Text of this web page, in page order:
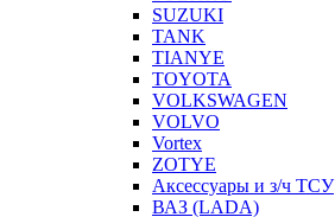
SUZUKI
TANK
TIANYE
TOYOTA
VOLKSWAGEN
VOLVO
Vortex
ZOTYE
Аксессуары и з/ч ТСУ
ВАЗ (LADA)